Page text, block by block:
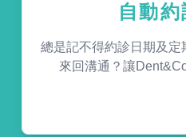
自動
總是記不得約診日期及
來回溝通？讓